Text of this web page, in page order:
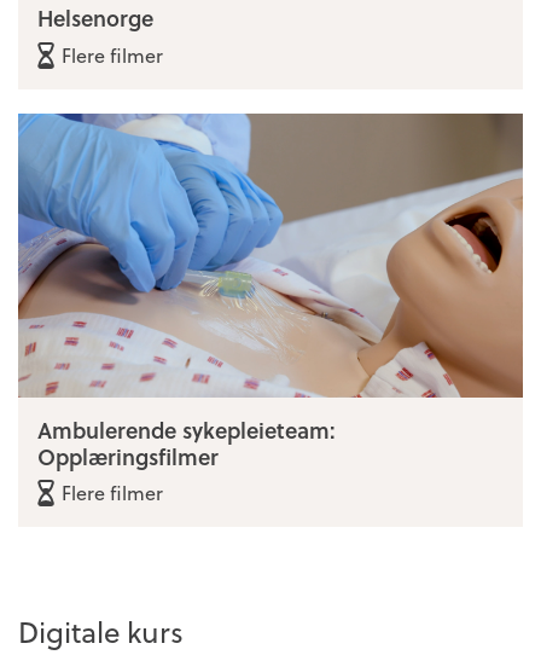
Helsenorge
Flere filmer
Ambulerende sykepleieteam:
Opplæringsfilmer
Flere filmer
Digitale kurs